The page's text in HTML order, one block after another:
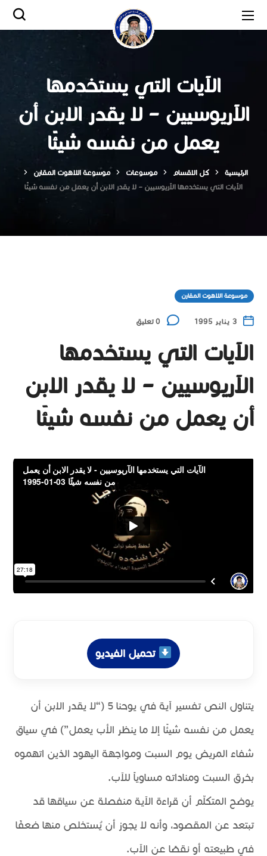
الآيات التي يستخدمها
الآريوسيين – لا يقدر الابن أن
يعمل من نفسه شيئًا
الرئيسية كل الاقسام موسوعات
موسوعة اللاهوت المقارن
الآيات التي يستخدمها الآريوسيين – لا يقدر الابن أن يعمل من نفسه شيئًا
موسوعة اللاهوت المقارن
3 يناير 1995 0 تعليق
الآيات التي يستخدمها
الآريوسيين – لا يقدر الابن
أن يعمل من نفسه شيئًا
تحميل الفيديو
يتناول النص تفسير آية في يوحنا 5 (“لا يقدر الابن أن
يعمل من نفسه شيئًا إلا ما ينظر الأب يعمل”) في سياق
شفاء المريض يوم السبت ومواجهة اليهود الذين اتهموه
بخرق السبت ومناداته مساوياً للآب.
يوضح المتكلّم أن قراءة الآية منفصلة عن سياقها قد
تبتعد عن المقصود، وأنه لا يجوز أن يُستخلص منها ضعفًا
في طبيعته أو نقصًا عن الآب.